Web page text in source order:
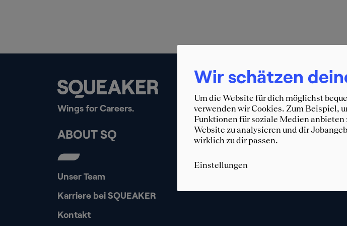
Wings for Careers.
ABOUT SQ
Unser Team
Karriere bei SQUEAKER
Kontakt
Wir schätzen
Um die Website für dich möglichst
verwenden wir Cookies. Zum Beispiel,
Funktionen für soziale Medien anbieten
Website zu analysieren und dir
wirklich zu dir passen.
Einstellungen